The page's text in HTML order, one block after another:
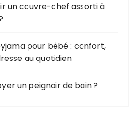
un couvre-chef assorti à
pour bébé : confort,
au quotidien
un peignoir de bain ?